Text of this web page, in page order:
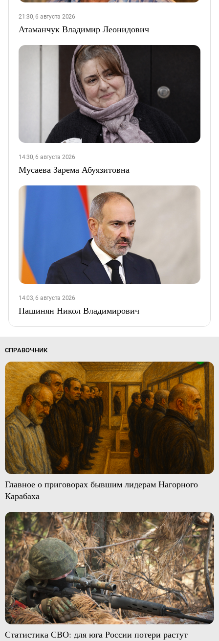
21:30, 6 августа 2026
Атаманчук Владимир Леонидович
14:30, 6 августа 2026
Мусаева Зарема Абуязитовна
14:03, 6 августа 2026
Пашинян Никол Владимирович
СПРАВОЧНИК
Главное о приговорах бывшим лидерам Нагорного
Карабаха
Статистика СВО: для юга России потери растут